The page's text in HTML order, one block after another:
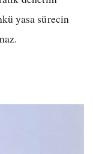
yasa sürecin